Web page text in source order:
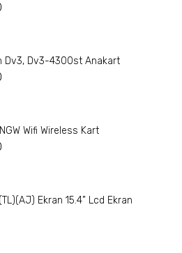
Dv3, Dv3-4300st Anakart
Wifi Wireless Kart
Ekran 15.4” Lcd Ekran